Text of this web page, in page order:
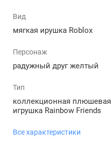
Вид
мягкая ирушка Roblox
Персонаж
радужный друг желтый
Тип
коллекционная плюшевая
игрушка Rainbow Friends
Все характеристики